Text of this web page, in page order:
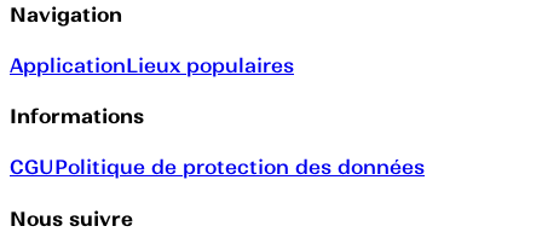
Navigation
ApplicationLieux populaires
Informations
CGUPolitique de protection des données
Nous suivre